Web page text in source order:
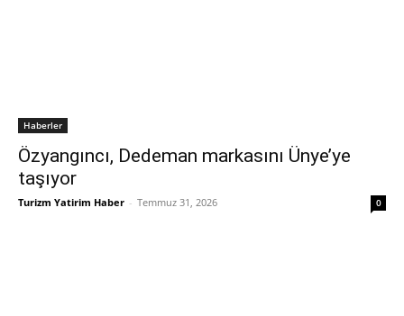
Haberler
Özyangıncı, Dedeman markasını Ünye’ye
taşıyor
Turizm Yatirim Haber - Temmuz 31, 2026 0